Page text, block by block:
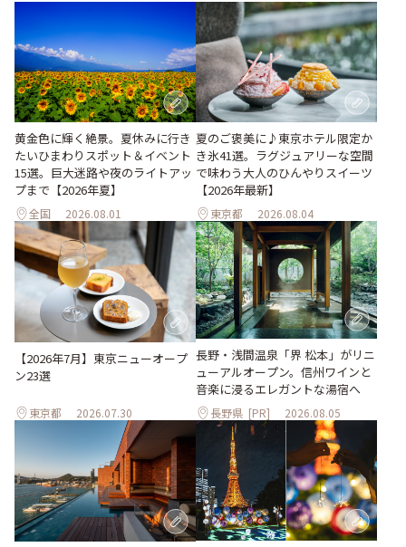
黄金色に輝く絶景。夏休みに行き
たいひまわりスポット＆イベント
15選。巨大迷路や夜のライトアッ
プまで【2026年夏】
全国 2026.08.01
夏のご褒美に♪東京ホテル限定か
き氷41選。ラグジュアリーな空間
で味わう大人のひんやりスイーツ
【2026年最新】
東京都 2026.08.04
【2026年7月】東京ニューオープ
ン23選
東京都 2026.07.30
長野・浅間温泉「界 松本」がリニ
ューアルオープン。信州ワインと
音楽に浸るエレガントな湯宿へ
長野県 [PR] 2026.08.05